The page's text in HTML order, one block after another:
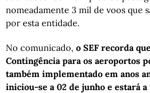
nomeadamente 3 mil de voos que
por esta entidade.
No comunicado, o SEF recorda
Contingência para os aeroportos
também implementado em anos
iniciou-se a 02 de junho e estará